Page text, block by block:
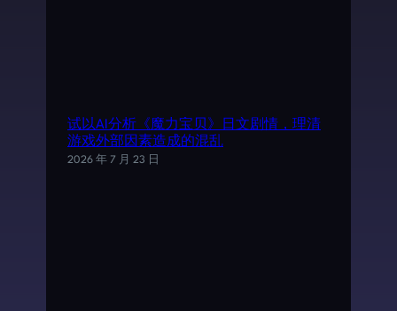
试以AI分析《魔力宝贝》日文剧情，理清
游戏外部因素造成的混乱
2026 年 7 月 23 日